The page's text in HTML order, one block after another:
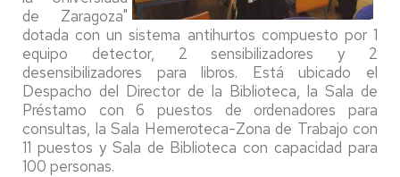
de Zaragoza"
dotada con un sistema antihurtos compuesto por 1
equipo detector, 2 sensibilizadores y 2
desensibilizadores para libros. Está ubicado el
Despacho del Director de la Biblioteca, la Sala de
Préstamo con 6 puestos de ordenadores para
consultas, la Sala Hemeroteca-Zona de Trabajo con
11 puestos y Sala de Biblioteca con capacidad para
100 personas.